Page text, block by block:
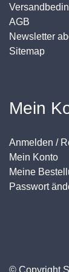
AGB
Newsletter
Sitemap
Mein
Anmelden /
Mein Konto
Meine
Passwort
© Copyright